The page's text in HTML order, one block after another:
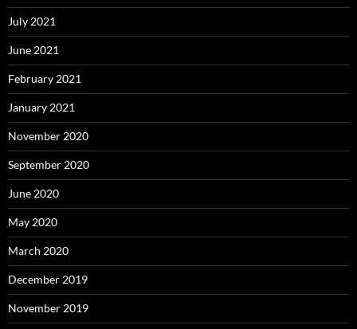
July 2021
June 2021
February 2021
January 2021
November 2020
September 2020
June 2020
May 2020
March 2020
December 2019
November 2019